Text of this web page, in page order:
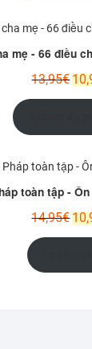
mẹ - 66 điều
13,95€Le
toàn tập -
14,95€Le